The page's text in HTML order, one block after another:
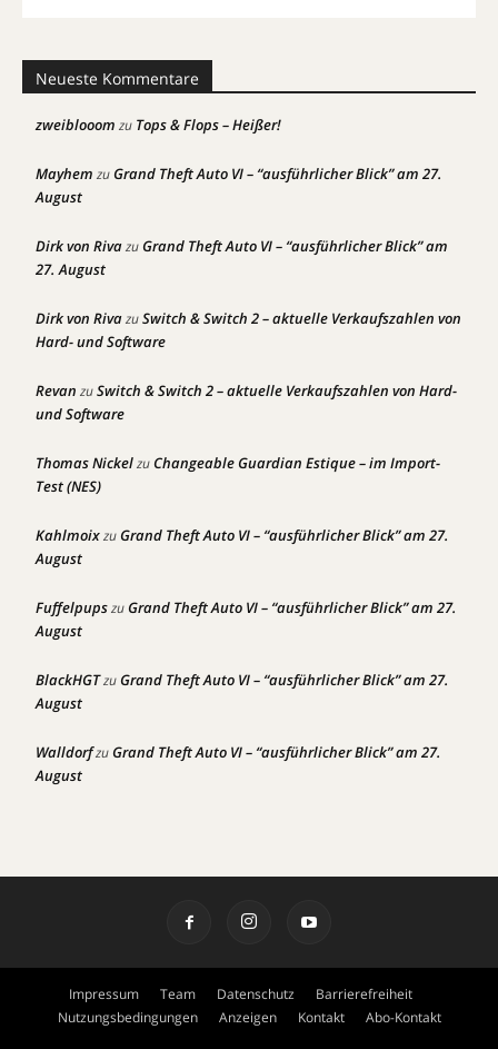
Neueste Kommentare
zweiblooom zu Tops & Flops – Heißer!
Mayhem zuGrand Theft Auto VI – “ausführlicher Blick” am 27.
August
Dirk von RivazuGrand Theft Auto VI – “ausführlicher Blick” am
27. August
Dirk von RivazuSwitch & Switch 2 – aktuelle Verkaufszahlen von
Hard- und Software
Revan zuSwitch & Switch 2 – aktuelle Verkaufszahlen von Hard-
und Software
Thomas NickelzuChangeable Guardian Estique – im Import-
Test (NES)
KahlmoixzuGrand Theft Auto VI – “ausführlicher Blick” am 27.
August
FuffelpupszuGrand Theft Auto VI – “ausführlicher Blick” am 27.
August
BlackHGTzuGrand Theft Auto VI – “ausführlicher Blick” am 27.
August
WalldorfzuGrand Theft Auto VI – “ausführlicher Blick” am 27.
August
Impressum Team Datenschutz
Barrierefreiheit
Nutzungsbedingungen
Anzeigen Kontakt Abo-Kontakt